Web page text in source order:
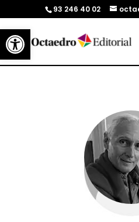
Abrir barra de herramientas
93 246 40 02